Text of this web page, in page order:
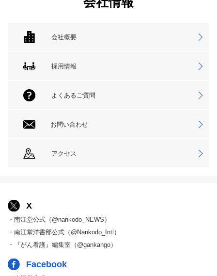
会社概要
採用情報
よくあるご質問
お問い合わせ
アクセス
X
・南江堂公式（@nankodo_NEWS）
・南江堂洋書部公式（@Nankodo_Intl）
・『がん看護』編集室（@gankango）
Facebook